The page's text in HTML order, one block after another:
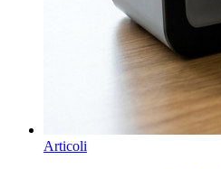
Articoli